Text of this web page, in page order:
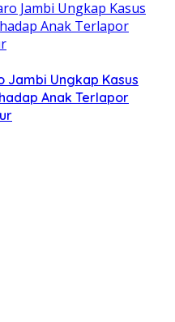
Jambi Ungkap Kasus
Anak Terlapor